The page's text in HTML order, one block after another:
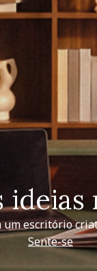
ideias
um escritório
Sente-se